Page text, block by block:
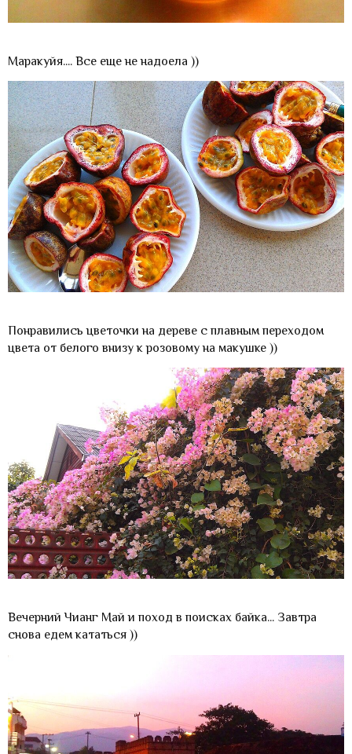
Маракуйя.... Все еще не надоела ))
Понравились цветочки на дереве с плавным переходом
цвета от белого внизу к розовому на макушке ))
Вечерний Чианг Май и поход в поисках байка... Завтра
снова едем кататься ))